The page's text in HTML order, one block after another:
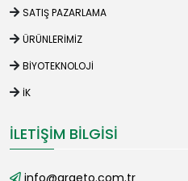
SATIŞ PAZARLAMA
ÜRÜNLERIMIZ
BIYOTEKNOLOJI
İK
İLETIŞIM BILGISI